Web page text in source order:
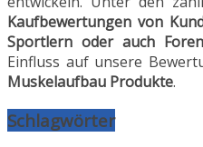
Kaufbewertungen von
Sportlern oder auch
Einfluss auf unsere
Muskelaufbau Produkte.
Schlagwörter